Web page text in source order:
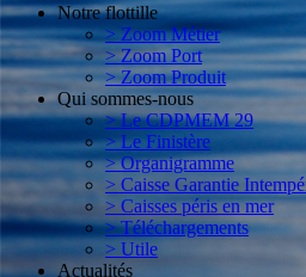
Notre flottille
> Zoom Métier
> Zoom Port
> Zoom Produit
Qui sommes-nous
> Le CDPMEM 29
> Le Finistère
> Organigramme
> Caisse Garantie
> Caisses péris en mer
> Téléchargements
> Utile
Actualités